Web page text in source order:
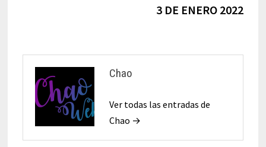
3 DE ENERO 2022
Chao
Ver todas las entradas de
Chao →